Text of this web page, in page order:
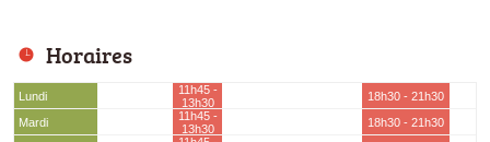
Horaires
Lundi
11h45 -
13h30
18h30 - 21h30
Mardi
11h45 -
13h30
18h30 - 21h30